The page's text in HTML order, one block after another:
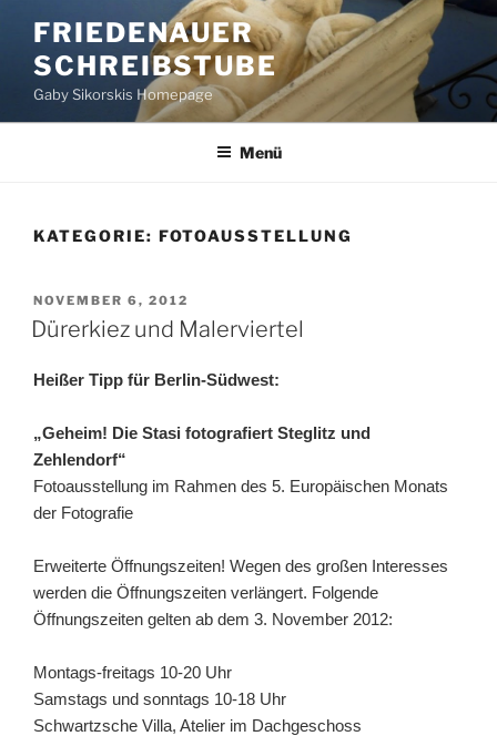
Inhalt
springen
FRIEDENAUER
SCHREIBSTUBE
Gaby Sikorskis Homepage
Menü
KATEGORIE: FOTOAUSSTELLUNG
VERÖFFENTLICHT
AM
NOVEMBER 6, 2012
Dürerkiez und Malerviertel
Heißer Tipp für Berlin-Südwest:
„Geheim! Die Stasi fotografiert Steglitz und
Zehlendorf“
Fotoausstellung im Rahmen des 5. Europäischen Monats
der Fotografie
Erweiterte Öffnungszeiten! Wegen des großen Interesses
werden die Öffnungszeiten verlängert. Folgende
Öffnungszeiten gelten ab dem 3. November 2012:
Montags-freitags 10-20 Uhr
Samstags und sonntags 10-18 Uhr
Schwartzsche Villa, Atelier im Dachgeschoss